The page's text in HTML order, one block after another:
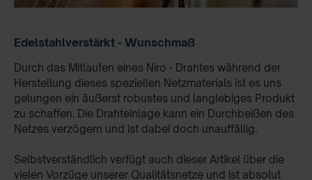
Edelstahlverstärkt - Wunschmaß
Durch das Mitlaufen eines Niro - Drahtes während der
Herstellung dieses speziellen Netzmaterials ist es uns
gelungen ein äußerst robustes und langlebiges Produkt
zu schaffen. Die Drahteinlage kann ein Durchbeißen des
Netzes verzögern und ist dabei doch unauffällig.
Selbstverständlich verfügt auch dieser Artikel über die
vielen Vorzüge unserer Qualitätsnetze und ist absolut